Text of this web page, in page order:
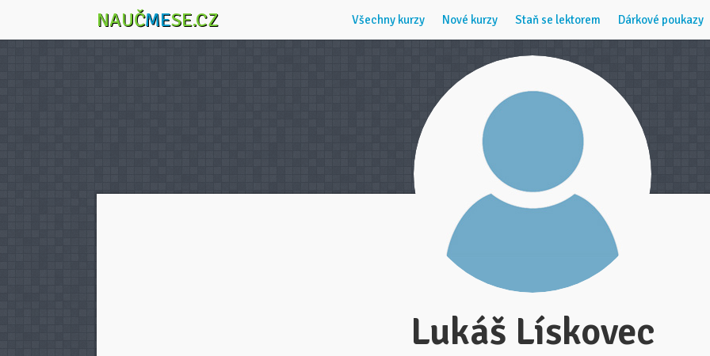
NAUČMESE.CZ Všechny kurzy Nové kurzy Staň se lektorem Dárkové poukazy
Lukáš Lískovec